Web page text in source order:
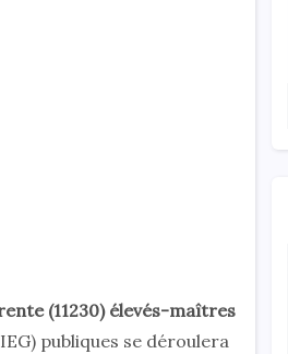
(11230) élevés-maîtres
publiques se déroulera